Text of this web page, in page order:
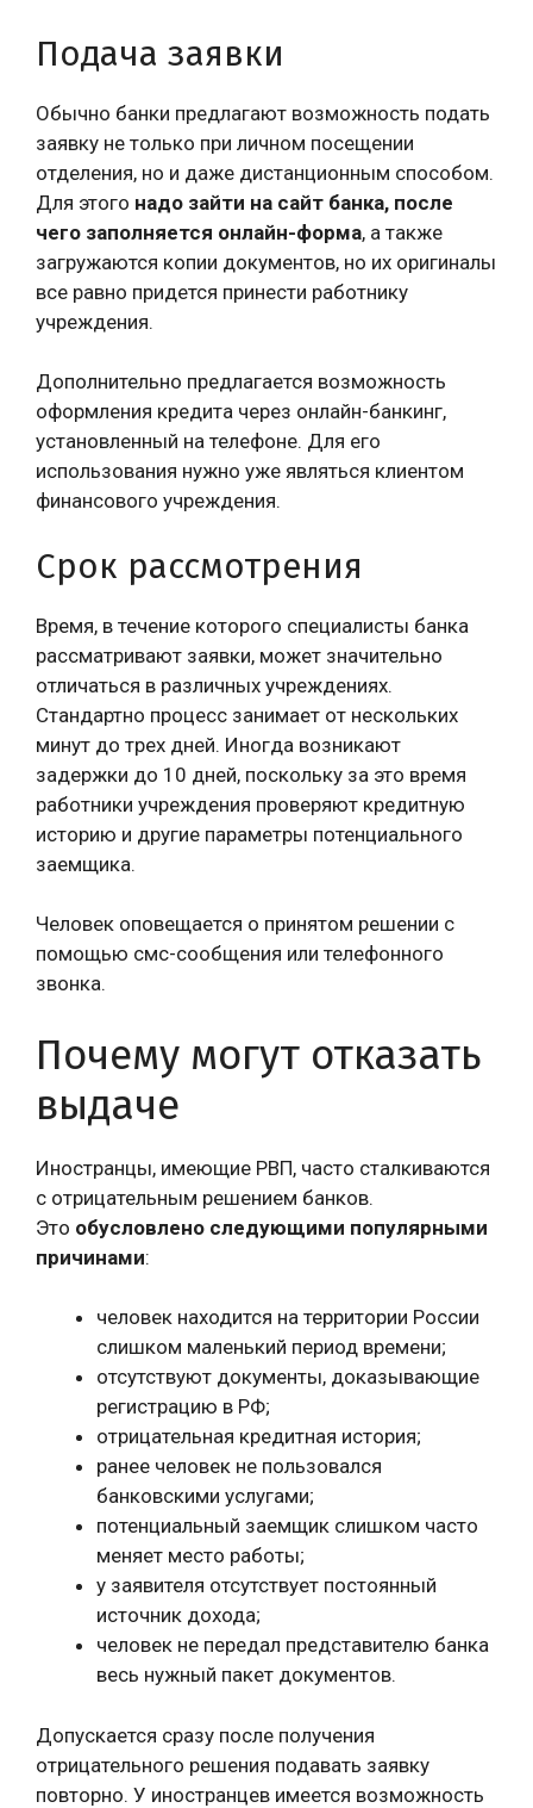
Подача заявки
Обычно банки предлагают возможность подать
заявку не только при личном посещении
отделения, но и даже дистанционным способом.
Для этого надо зайти на сайт банка, после
чего заполняется онлайн-форма, а также
загружаются копии документов, но их оригиналы
все равно придется принести работнику
учреждения.
Дополнительно предлагается возможность
оформления кредита через онлайн-банкинг,
установленный на телефоне. Для его
использования нужно уже являться клиентом
финансового учреждения.
Срок рассмотрения
Время, в течение которого специалисты банка
рассматривают заявки, может значительно
отличаться в различных учреждениях.
Стандартно процесс занимает от нескольких
минут до трех дней. Иногда возникают
задержки до 10 дней, поскольку за это время
работники учреждения проверяют кредитную
историю и другие параметры потенциального
заемщика.
Человек оповещается о принятом решении с
помощью смс-сообщения или телефонного
звонка.
Почему могут отказать
выдаче
Иностранцы, имеющие РВП, часто сталкиваются
с отрицательным решением банков.
Это обусловлено следующими популярными
причинами:
человек находится на территории России
слишком маленький период времени;
отсутствуют документы, доказывающие
регистрацию в РФ;
отрицательная кредитная история;
ранее человек не пользовался
банковскими услугами;
потенциальный заемщик слишком часто
меняет место работы;
у заявителя отсутствует постоянный
источник дохода;
человек не передал представителю банка
весь нужный пакет документов.
Допускается сразу после получения
отрицательного решения подавать заявку
повторно. У иностранцев имеется возможность